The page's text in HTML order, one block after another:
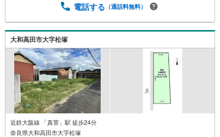
ペーン】の対象になります。「資料をもらう」「見学予約
Dでログインのうえお問い合わせください。----------------------
-------
電話する （通話料無料）
大和高田市大字松塚
近鉄大阪線 「真菅」駅 徒歩24分
奈良県大和高田市大字松塚